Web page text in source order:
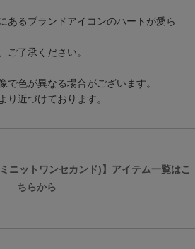
あるブランドアイコンのハートが愛ら
ご了承ください。
色が異なる場合がございます。
近づけております。
ニットワンセカンド)】アイテム一覧はこ
ちらから